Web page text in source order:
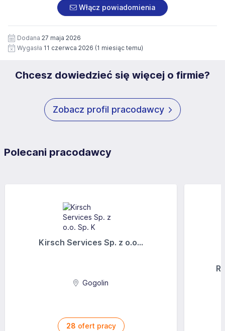
pod numerem 33 816 64 09 lub pisemnie na adres
siedziby administratora.
https://www.workprofit.pl/klauzula-informacyjna.html
załączonych dokumentach aplikacyjnych (w tym
wizerunku), na potrzeby przyszłych rekrutacji przez okres
12 miesięcy. Zgoda jest dobrowolna i może być w każdym
czasie wycofana.
Włącz powiadomienia
Dodana 27 maja 2026
Wygasła 11 czerwca 2026 (1 miesiąc temu)
Chcesz dowiedzieć się więcej o firmie?
Zobacz profil pracodawcy
Polecani pracodawcy
Kirsch Services Sp. z o.o...
Gogolin
28 ofert pracy